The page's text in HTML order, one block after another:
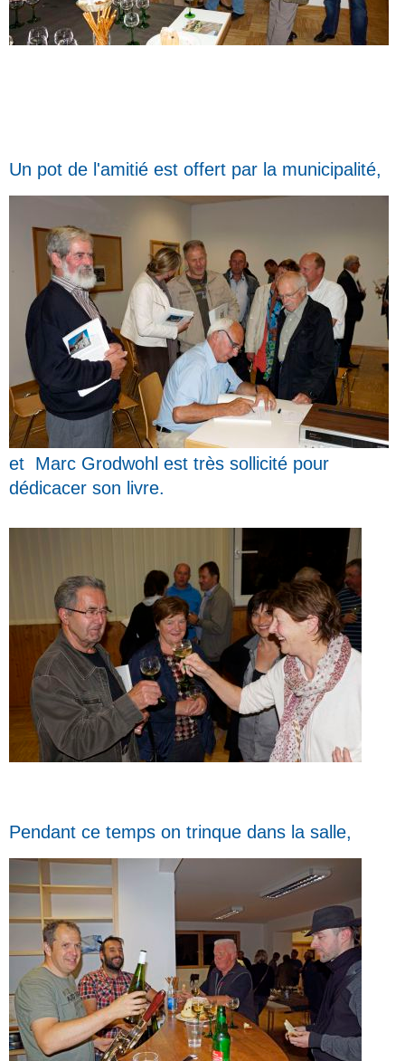
Un pot de l'amitié est offert par la municipalité,
et Marc Grodwohl est très sollicité pour
dédicacer son livre.
Pendant ce temps on trinque dans la salle,